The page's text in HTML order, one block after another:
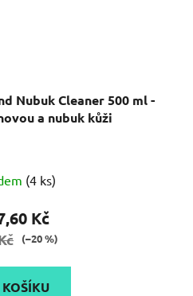
Nubuk Cleaner 500 ml -
a nubuk kůži
(4 ks)
Kč
(–20 %)